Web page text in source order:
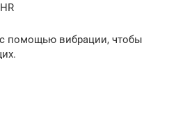
помощью вибрации, чтобы